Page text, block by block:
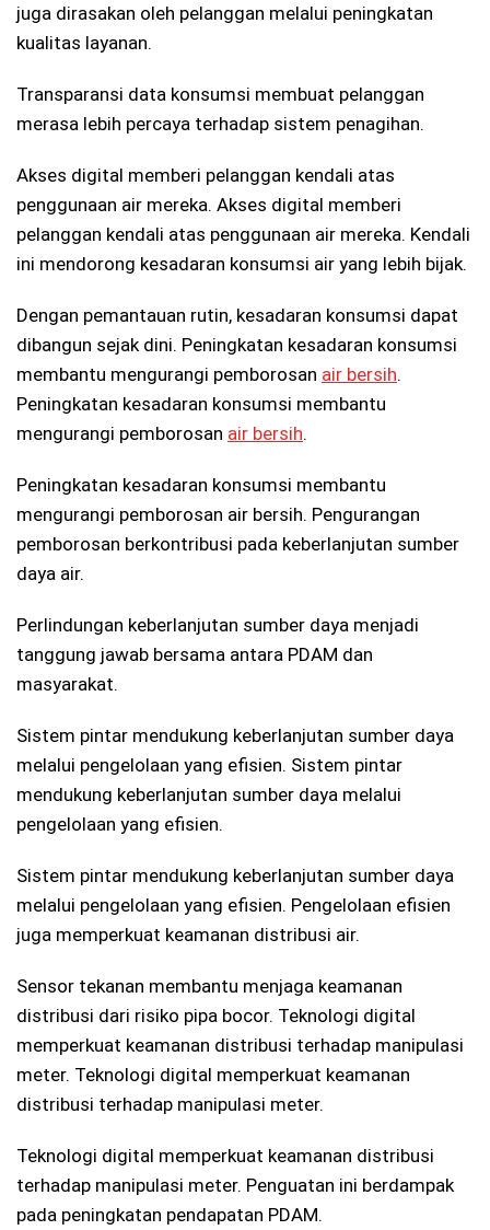
juga dirasakan oleh pelanggan melalui peningkatan
kualitas layanan.
Transparansi data konsumsi membuat pelanggan
merasa lebih percaya terhadap sistem penagihan.
Akses digital memberi pelanggan kendali atas
penggunaan air mereka. Akses digital memberi
pelanggan kendali atas penggunaan air mereka. Kendali
ini mendorong kesadaran konsumsi air yang lebih bijak.
Dengan pemantauan rutin, kesadaran konsumsi dapat
dibangun sejak dini. Peningkatan kesadaran konsumsi
membantu mengurangi pemborosan air bersih.
Peningkatan kesadaran konsumsi membantu
mengurangi pemborosan air bersih.
Peningkatan kesadaran konsumsi membantu
mengurangi pemborosan air bersih. Pengurangan
pemborosan berkontribusi pada keberlanjutan sumber
daya air.
Perlindungan keberlanjutan sumber daya menjadi
tanggung jawab bersama antara PDAM dan
masyarakat.
Sistem pintar mendukung keberlanjutan sumber daya
melalui pengelolaan yang efisien. Sistem pintar
mendukung keberlanjutan sumber daya melalui
pengelolaan yang efisien.
Sistem pintar mendukung keberlanjutan sumber daya
melalui pengelolaan yang efisien. Pengelolaan efisien
juga memperkuat keamanan distribusi air.
Sensor tekanan membantu menjaga keamanan
distribusi dari risiko pipa bocor. Teknologi digital
memperkuat keamanan distribusi terhadap manipulasi
meter. Teknologi digital memperkuat keamanan
distribusi terhadap manipulasi meter.
Teknologi digital memperkuat keamanan distribusi
terhadap manipulasi meter. Penguatan ini berdampak
pada peningkatan pendapatan PDAM.